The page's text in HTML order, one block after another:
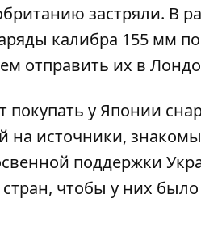
застряли. В
калибра 155 мм
отправить их в
покупать у Японии
на источники,
поддержки
чтобы у них